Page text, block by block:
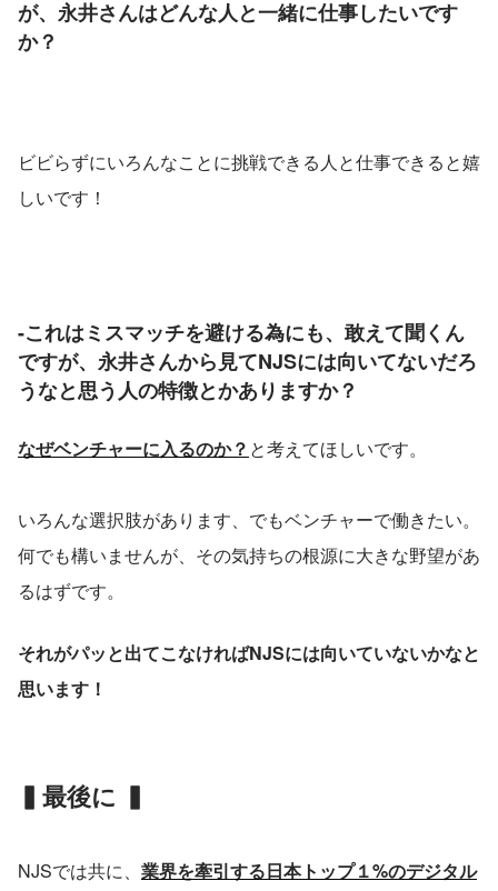
が、永井さんはどんな人と一緒に仕事したいです
か？
ビビらずにいろんなことに挑戦できる人と仕事できると嬉
しいです！
-これはミスマッチを避ける為にも、敢えて聞くん
ですが、永井さんから見てNJSには向いてないだろ
うなと思う人の特徴とかありますか？
なぜベンチャーに入るのか？ と考えてほしいです。
いろんな選択肢があります、でもベンチャーで働きたい。
何でも構いませんが、その気持ちの根源に大きな野望があ
るはずです。
それがパッと出てこなければNJSには向いていないかなと
思います！
▍最後に ▍
NJSでは共に、 業界を牽引する日本トップ１%のデジタル